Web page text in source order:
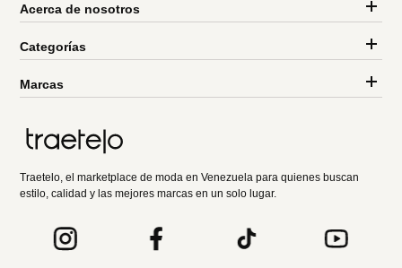
Acerca de nosotros
Categorías
Marcas
Traetelo, el marketplace de moda en Venezuela para quienes buscan
estilo, calidad y las mejores marcas en un solo lugar.